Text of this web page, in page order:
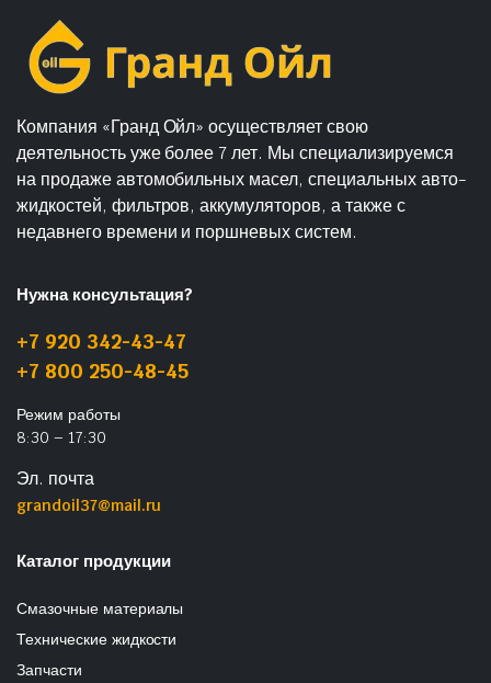
Компания «Гранд Ойл» осуществляет свою
деятельность уже более 7 лет. Мы специализируемся
на продаже автомобильных масел, специальных авто-
жидкостей, фильтров, аккумуляторов, а также с
недавнего времени и поршневых систем.
Нужна консультация?
+7 920 342-43-47
+7 800 250-48-45
Режим работы
8:30 – 17:30
Эл. почта
grandoil37@mail.ru
Каталог продукции
Смазочные материалы
Технические жидкости
Запчасти